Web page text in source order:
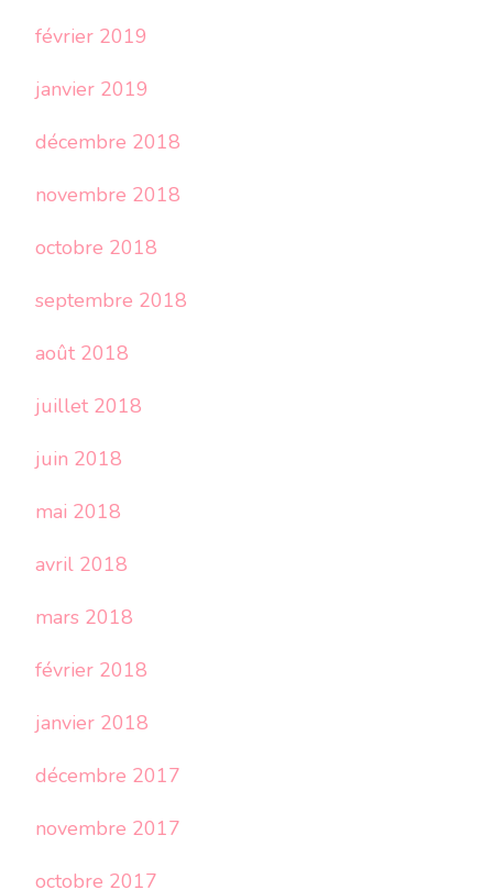
février 2019
janvier 2019
décembre 2018
novembre 2018
octobre 2018
septembre 2018
août 2018
juillet 2018
juin 2018
mai 2018
avril 2018
mars 2018
février 2018
janvier 2018
décembre 2017
novembre 2017
octobre 2017